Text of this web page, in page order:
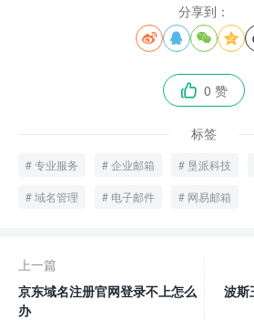
分享到：
   
 0 赞
标签
专业服务 企业邮箱 垦派科技
域名管理 电子邮件 网易邮箱
上一篇
京东域名注册官网登录不上怎么
办
波斯